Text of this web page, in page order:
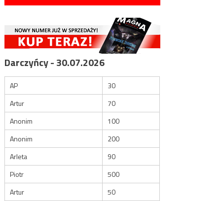
Darczyńcy - 30.07.2026
AP
30
Artur
70
Anonim
100
Anonim
200
Arleta
90
Piotr
500
Artur
50